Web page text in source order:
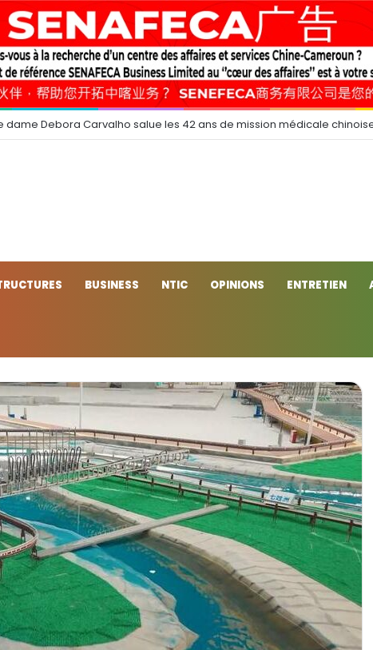
dame Debora Carvalho salue les 42 ans de mission médicale
BUSINESS NTIC OPINIONS ENTRETIEN